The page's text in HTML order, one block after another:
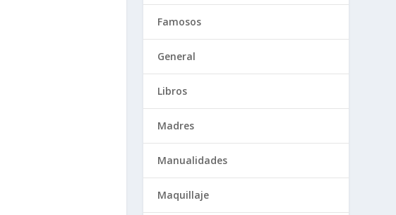
Famosos
General
Libros
Madres
Manualidades
Maquillaje